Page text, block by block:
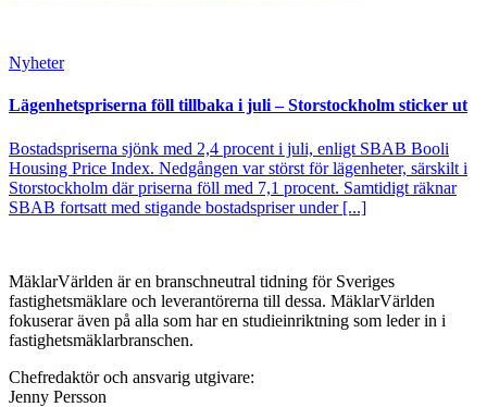
Nyheter
Lägenhetspriserna föll tillbaka i juli – Storstockholm sticker ut
Bostadspriserna sjönk med 2,4 procent i juli, enligt SBAB Booli
Housing Price Index. Nedgången var störst för lägenheter, särskilt i
Storstockholm där priserna föll med 7,1 procent. Samtidigt räknar
SBAB fortsatt med stigande bostadspriser under [...]
MäklarVärlden är en branschneutral tidning för Sveriges
fastighetsmäklare och leverantörerna till dessa. MäklarVärlden
fokuserar även på alla som har en studieinriktning som leder in i
fastighetsmäklarbranschen.
Chefredaktör och ansvarig utgivare:
Jenny Persson